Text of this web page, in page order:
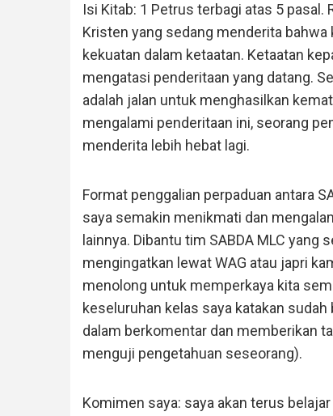
Isi Kitab: 1 Petrus terbagi atas 5
Kristen yang sedang menderita
kekuatan dalam ketaatan. Ketaatan
mengatasi penderitaan yang datang.
adalah jalan untuk menghasilkan
mengalami penderitaan ini, seorang
menderita lebih hebat lagi.
Format penggalian perpaduan antara
saya semakin menikmati dan
lainnya. Dibantu tim SABDA MLC
mengingatkan lewat WAG atau japri
menolong untuk memperkaya kita
keseluruhan kelas saya katakan
dalam berkomentar dan memberikan
menguji pengetahuan seseorang).
Komimen saya: saya akan terus